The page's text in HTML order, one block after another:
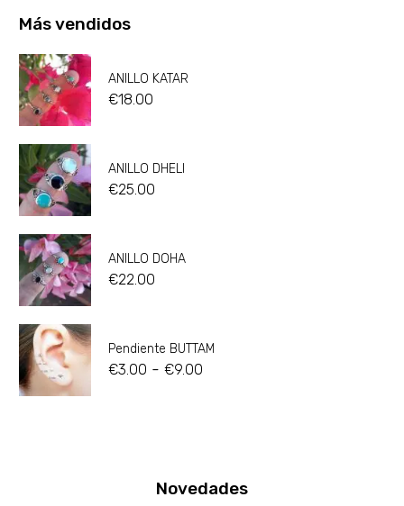
Más vendidos
ANILLO KATAR
€18.00
ANILLO DHELI
€25.00
ANILLO DOHA
€22.00
Pendiente BUTTAM
€3.00 - €9.00
Novedades